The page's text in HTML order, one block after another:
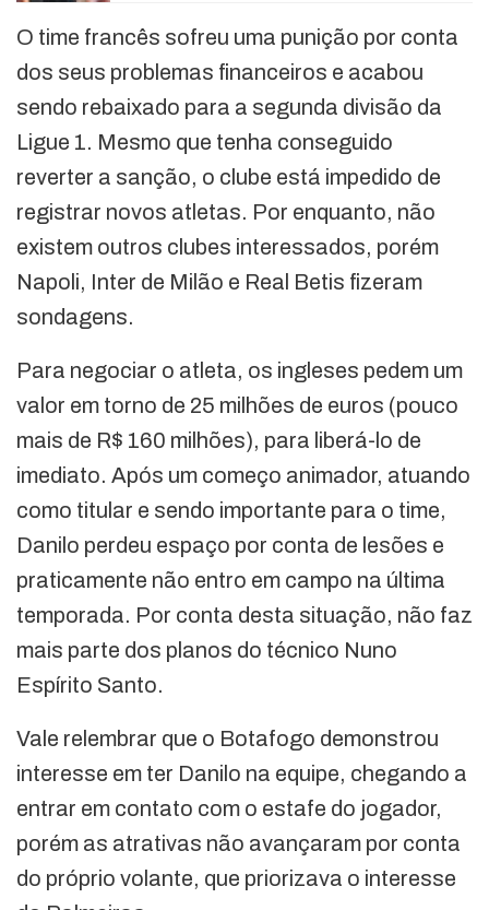
O time francês sofreu uma punição por conta
dos seus problemas financeiros e acabou
sendo rebaixado para a segunda divisão da
Ligue 1. Mesmo que tenha conseguido
reverter a sanção, o clube está impedido de
registrar novos atletas. Por enquanto, não
existem outros clubes interessados, porém
Napoli, Inter de Milão e Real Betis fizeram
sondagens.
Para negociar o atleta, os ingleses pedem um
valor em torno de 25 milhões de euros (pouco
mais de R$ 160 milhões), para liberá-lo de
imediato. Após um começo animador, atuando
como titular e sendo importante para o time,
Danilo perdeu espaço por conta de lesões e
praticamente não entro em campo na última
temporada. Por conta desta situação, não faz
mais parte dos planos do técnico Nuno
Espírito Santo.
Vale relembrar que o Botafogo demonstrou
interesse em ter Danilo na equipe, chegando a
entrar em contato com o estafe do jogador,
porém as atrativas não avançaram por conta
do próprio volante, que priorizava o interesse